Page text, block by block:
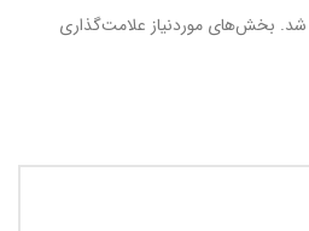
شد. بخش‌های موردنیاز علامت‌گذاری